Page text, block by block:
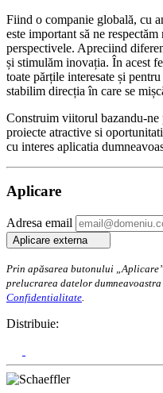
Fiind o companie globală, cu
este important să ne
perspectivele. Apreciind
și stimulăm inovația. În acest
toate părțile interesate și
stabilim direcția în care se
Construim viitorul bazandu-ne
proiecte atractive si
cu interes aplicatia
Aplicare
Adresa email
Aplicare externa
Prin apăsarea butonului
prelucrarea datelor
Confidentialitate.
Distribuie: